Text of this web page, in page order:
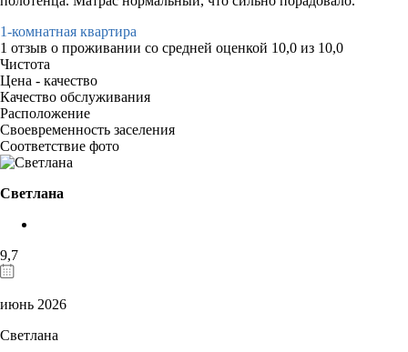
1-комнатная квартира
1 отзыв о проживании со средней оценкой 10,0 из 10,0
Чистота
Цена - качество
Качество обслуживания
Расположение
Своевременность заселения
Соответствие фото
Светлана
9,7
июнь 2026
Светлана